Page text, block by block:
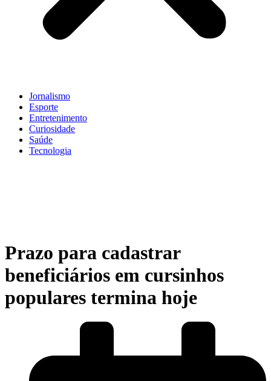
Jornalismo
Esporte
Entretenimento
Curiosidade
Saúde
Tecnologia
Prazo para cadastrar
beneficiários em cursinhos
populares termina hoje